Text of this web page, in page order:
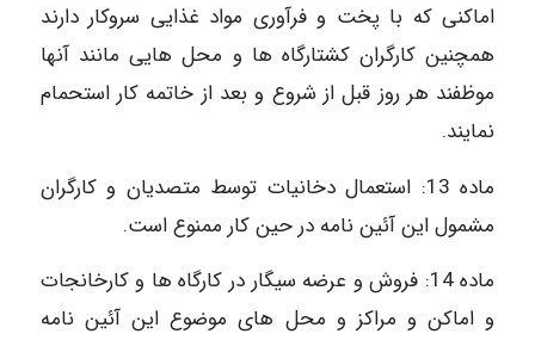
اماکنی که با پخت و فرآوری مواد غذایی سروکار دارند
همچنین کارگران کشتارگاه ها و محل هایی مانند آنها
موظفند هر روز قبل از شروع و بعد از خاتمه کار استحمام
نمایند.
ماده 13: استعمال دخانیات توسط متصدیان و کارگران
مشمول این آئین نامه در حین کار ممنوع است.
ماده 14: فروش و عرضه سیگار در کارگاه ها و کارخانجات
و اماکن و مراکز و محل های موضوع این آئین نامه